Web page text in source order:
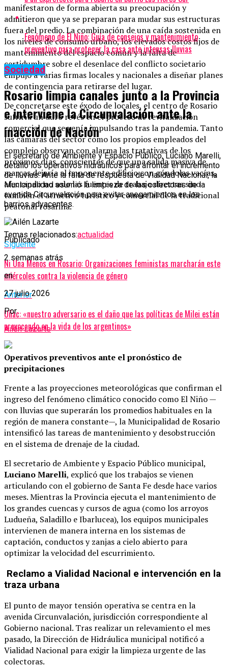
manifestaron de forma abierta su preocupación y
admitieron que ya se preparan para mudar sus estructuras
fuera del predio. La combinación de una caída sostenida en
los niveles de consumo urbano, los elevados costos fijos de
mantenimiento del espacio común y la falta de
certidumbre sobre el desenlace del conflicto societario
empujó a varias firmas locales y nacionales a diseñar planes
de contingencia para retirarse del lugar.
De concretarse este éxodo de locales, el centro de Rosario
sufriría un duro revés en el proceso de revitalización
comercial que se venía impulsando tras la pandemia. Tanto
las cámaras del sector como los propios empleados del
complejo observan con alarma las tratativas de los
próximos días, conscientes de que una salida masiva de
marcas dejaría al imponente edificio con góndolas vacías,
afectando no solo las fuentes de trabajo directas sino
también el atractivo turístico y comercial de la tradicional
peatonal rosarina.
Temas relacionados:actualidad
Siguente
Ni Una Menos en Rosario: Organizaciones feministas marcharán este
miércoles contra la violencia de género
Anterior
Uñac: «nuestro adversario es el daño que las políticas de Milei están
provocando en la vida de los argentinos»
Fenómeno de El Niño: Guía de consejos y mantenimiento
preventivo para proteger la casa ante intensas lluvias
Sociedad
Rosario limpia canales junto a la Provincia
e interviene la Circunvalación ante la
inacción de Nación
El secretario de Ambiente y Espacio Público, Luciano Marelli,
detalló los operativos hidráulicos para afrontar el incremento
de lluvias. Ante la falta de respuesta de Vialidad Nacional, la
Municipalidad asumió la limpieza de las colectoras de la
avenida Circunvalación para evitar anegamientos en los
barrios adyacentes.
Publicado
2 semanas atrás
en
27 julio 2026
Por
Ailén Lazarte
Operativos preventivos ante el pronóstico de
precipitaciones
Frente a las proyecciones meteorológicas que confirman el
ingreso del fenómeno climático conocido como El Niño —
con lluvias que superarán los promedios habituales en la
región de manera constante—, la Municipalidad de Rosario
intensificó las tareas de mantenimiento y desobstrucción
en el sistema de drenaje de la ciudad.
El secretario de Ambiente y Espacio Público municipal,
Luciano Marelli, explicó que los trabajos se vienen
articulando con el gobierno de Santa Fe desde hace varios
meses. Mientras la Provincia ejecuta el mantenimiento de
los grandes cuencas y cursos de agua (como los arroyos
Ludueña, Saladillo e Ibarlucea), los equipos municipales
intervienen de manera interna en los sistemas de
captación, conductos y zanjas a cielo abierto para
optimizar la velocidad del escurrimiento.
Reclamo a Vialidad Nacional e intervención en la
traza urbana
El punto de mayor tensión operativa se centra en la
avenida Circunvalación, jurisdicción correspondiente al
Gobierno nacional. Tras realizar un relevamiento el mes
pasado, la Dirección de Hidráulica municipal notificó a
Vialidad Nacional para exigir la limpieza urgente de las
colectoras.